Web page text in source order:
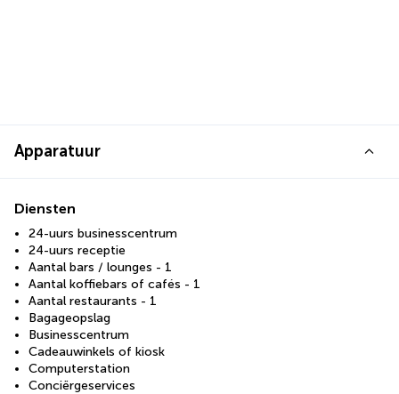
Apparatuur
Diensten
24-uurs businesscentrum
24-uurs receptie
Aantal bars / lounges - 1
Aantal koffiebars of cafés - 1
Aantal restaurants - 1
Bagageopslag
Businesscentrum
Cadeauwinkels of kiosk
Computerstation
Conciërgeservices